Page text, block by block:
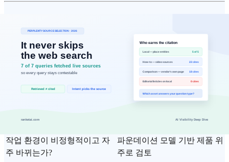
제조·물류 기업 전략팀이라면
점검 질문
Yes라면 우선 조치
현재 반복 이송·소팅 작업에 인
RaaS 파일럿 제안 요청
(Agility, Figure AI)
작업 환경이 비정형적이고 자
주 바뀌는가?
파운데이션 모델 기반 제품 위
주로 검토